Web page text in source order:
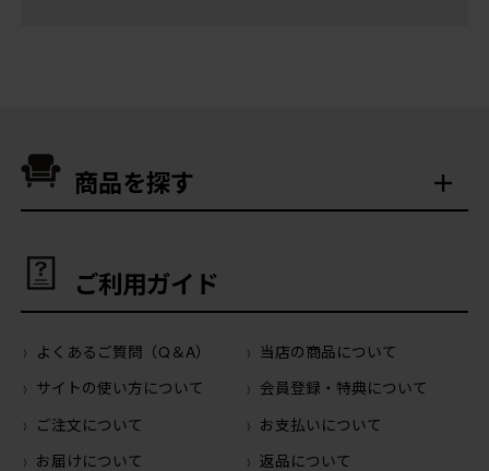
商品を探す
ご利用ガイド
よくあるご質問（Q＆A）
当店の商品について
サイトの使い方について
会員登録・特典について
ご注文について
お支払いについて
お届けについて
返品について